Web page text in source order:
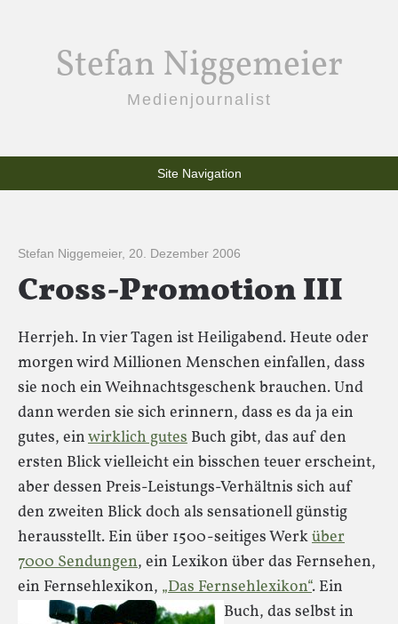
Stefan Niggemeier
Medienjournalist
Site Navigation
Stefan Niggemeier, 20. Dezember 2006
Cross-Promotion III
Herrjeh. In vier Tagen ist Heiligabend. Heute oder
morgen wird Millionen Menschen einfallen, dass
sie noch ein Weihnachtsgeschenk brauchen. Und
dann werden sie sich erinnern, dass es da ja ein
gutes, einwirklich gutes Buch gibt, das auf den
ersten Blick vielleicht ein bisschen teuer erscheint,
aber dessen Preis-Leistungs-Verhältnis sich auf
den zweiten Blick doch als sensationell günstig
herausstellt. Ein über 1500-seitiges Werküber
7000 Sendungen, ein Lexikon über das Fernsehen,
ein Fernsehlexikon, „Das Fernsehlexikon“. Ein
Buch, das selbst in